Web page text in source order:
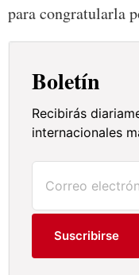
para congratularla
Boletín
Recibirás
internacionales
Suscribirse